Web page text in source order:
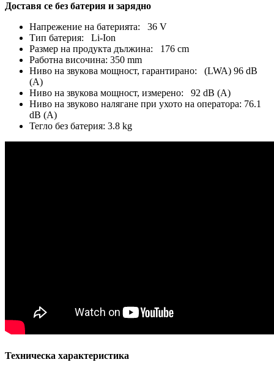
Доставя се без батерия и зарядно
Напрежение на батерията: 36 V
Тип батерия: Li-Ion
Размер на продукта дължина: 176 cm
Работна височина: 350 mm
Ниво на звукова мощност, гарантирано: (LWA) 96 dB
(A)
Ниво на звукова мощност, измерено: 92 dB (A)
Ниво на звуково налягане при ухото на оператора: 76.1
dB (A)
Тегло без батерия: 3.8 kg
Техническа характеристика